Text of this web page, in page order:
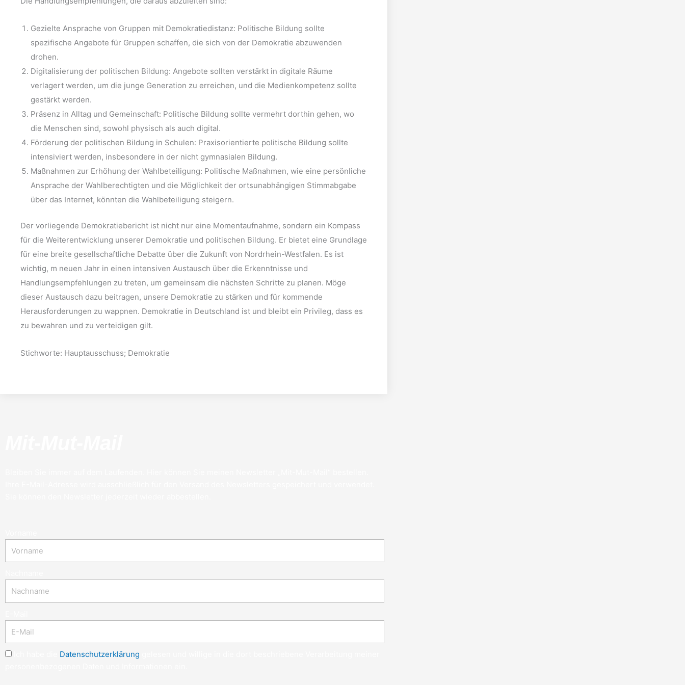
Gezielte Ansprache von Gruppen mit Demokratiedistanz: Politische Bildung sollte
spezifische Angebote für Gruppen schaffen, die sich von der Demokratie abzuwenden
drohen.
Digitalisierung der politischen Bildung: Angebote sollten verstärkt in digitale Räume
verlagert werden, um die junge Generation zu erreichen, und die Medienkompetenz sollte
gestärkt werden.
Präsenz in Alltag und Gemeinschaft: Politische Bildung sollte vermehrt dorthin gehen, wo
die Menschen sind, sowohl physisch als auch digital.
Förderung der politischen Bildung in Schulen: Praxisorientierte politische Bildung sollte
intensiviert werden, insbesondere in der nicht gymnasialen Bildung.
Maßnahmen zur Erhöhung der Wahlbeteiligung: Politische Maßnahmen, wie eine persönliche
Ansprache der Wahlberechtigten und die Möglichkeit der ortsunabhängigen Stimmabgabe
über das Internet, könnten die Wahlbeteiligung steigern.
Der vorliegende Demokratiebericht ist nicht nur eine Momentaufnahme, sondern ein Kompass
für die Weiterentwicklung unserer Demokratie und politischen Bildung. Er bietet eine Grundlage
für eine breite gesellschaftliche Debatte über die Zukunft von Nordrhein-Westfalen. Es ist
wichtig, m neuen Jahr in einen intensiven Austausch über die Erkenntnisse und
Handlungsempfehlungen zu treten, um gemeinsam die nächsten Schritte zu planen. Möge
dieser Austausch dazu beitragen, unsere Demokratie zu stärken und für kommende
Herausforderungen zu wappnen. Demokratie in Deutschland ist und bleibt ein Privileg, dass es
zu bewahren und zu verteidigen gilt.
Stichworte: Hauptausschuss; Demokratie
Datenschutzerklärung